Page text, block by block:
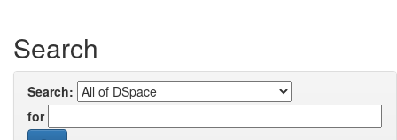
Search
Search:
for